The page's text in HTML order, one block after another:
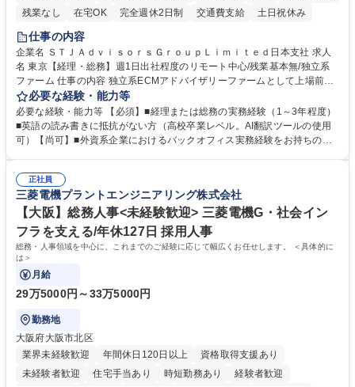
残業なし
在宅OK 完全週休2日制 交通費支給 土日祝休み
仕事の内容
企業名 ＳＴＪＡｄｖｉｓｏｒｓＧｒｏｕｐＬｉｍｉｔｅｄ日本支社 求人
名 東京【経理・総務】週1日出社程度のリモート中心/残業基本無/独立系
ファーム 仕事の内容 独立系ECMアドバイザリーファームとして上場前後
の資本市場戦略を設計する当社にて経理・総務をお任せします。基礎的な
バックオフィス業務からスタートし組織を支える専任担当として広く活躍
できる環境です。 ■日常経理、月次および年次決算サポート業務 ■本国
（グローバル）との英文メール対応（AI翻訳ツール等を使用しての対応で
業務をお任せします。残業も基本的には発生せず、ご自身のペースで業務
を進めやすく定着率の高い環境です。 募集職種 東京【経理・総務】週1日
出社程度のリモート中心/残業基本無/独立系ファーム
必要な経験・能力等
必要な経験・能力等 【必須】■経理または総務の実務経験（1～3年程度）
■英語の読み書きに抵抗がない方（高校卒業レベル。AI翻訳ツールの使用
可）【尚可】■外資系企業におけるバックオフィス実務経験をお持ちの方
【働き方について】現在は週4日程度の在宅勤務を実施しており、ワーク
ライフバランスを重視する方に最適な環境です（フルリモートも面接で相
談可）。【求める人物像】幅広いバックオフィス業務に柔軟に対応でき、
社内外と円滑にコミュニケーションを取りながら業務を推進できる方 学
歴・資格 学歴：大学院 大学 高専 短大 専修学校 高校 語学力： 資格：
正社員
三菱電機プラントエンジニアリング株式会社
【大阪】総務人事<未経験歓迎> 三菱電機G・社会イン
フラを支える/年休127日 採用人事
総務・人事領域を中心に、これまでのご経験に応じて幅広くお任せします。 ＜具体的に
は＞
月給
29万5000円～33万5000円
勤務地
大阪府大阪市北区
業界未経験歓迎
年間休日120日以上
資格取得支援あり
未経験者歓迎
住宅手当あり 時短勤務あり 経験者歓迎